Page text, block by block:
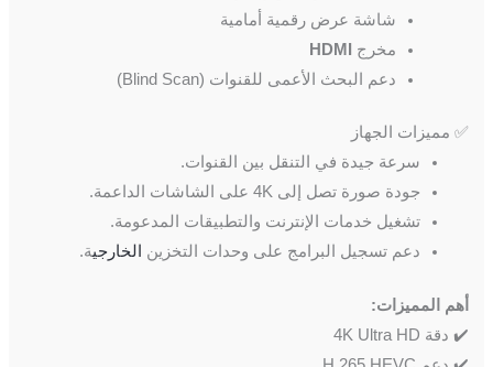
شاشة عرض رقمية أمامية
مخرج HDMI
دعم البحث الأعمى للقنوات (Blind Scan)
✅ مميزات الجهاز
سرعة جيدة في التنقل بين القنوات.
جودة صورة تصل إلى 4K على الشاشات الداعمة.
تشغيل خدمات الإنترنت والتطبيقات المدعومة.
دعم تسجيل البرامج على وحدات التخزين الخارجية.
أهم المميزات:
✔️ دقة 4K Ultra HD